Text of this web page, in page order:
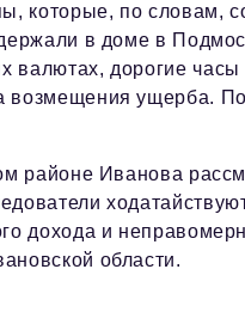
которые, по
в доме в
валютах, дорогие
возмещения ущерба.
районе Иванова
дохода и
области.